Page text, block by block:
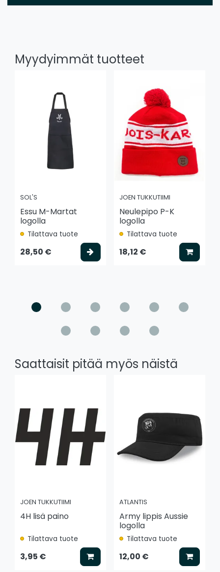
Myydyimmät tuotteet
SOL'S
Essu M-Martat
logolla
Tilattava tuote
28,50 € Valitse vaihtoehto
JOEN TUKKUTIIMI
Neulepipo P-K
logolla
Tilattava tuote
18,12 € Lisää
Saattaisit pitää myös näistä
JOEN TUKKUTIIMI
4H lisä paino
Tilattava tuote
3,95 € Lisää koriin
ATLANTIS
Army lippis Aussie
logolla
Tilattava tuote
12,00 € Lisää